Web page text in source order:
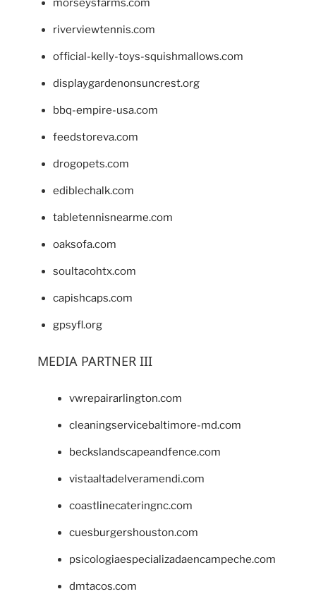
morseysfarms.com
riverviewtennis.com
official-kelly-toys-squishmallows.com
displaygardenonsuncrest.org
bbq-empire-usa.com
feedstoreva.com
drogopets.com
ediblechalk.com
tabletennisnearme.com
oaksofa.com
soultacohtx.com
capishcaps.com
gpsyfl.org
MEDIA PARTNER III
vwrepairarlington.com
cleaningservicebaltimore-md.com
beckslandscapeandfence.com
vistaaltadelveramendi.com
coastlinecateringnc.com
cuesburgershouston.com
psicologiaespecializadaencampeche.com
dmtacos.com